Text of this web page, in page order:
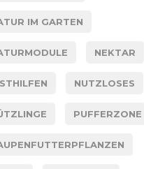
IM GARTEN
NEKTAR
NUTZLOSES
PUFFERZONE